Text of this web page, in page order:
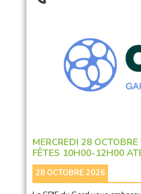
MERCREDI 28
FÊTES 10H00-12H00
28 OCTOBRE 2026